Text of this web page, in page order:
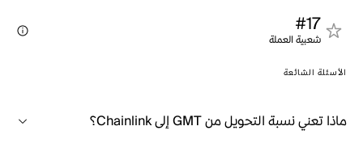
#17
شعبية العملة
الأسئلة الشائعة
ماذا تعني نسبة التحويل من GMT إلى Chainlink؟